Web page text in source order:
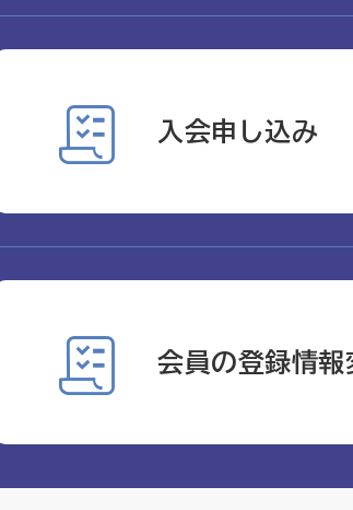
入会申し込み
会員の登録情報